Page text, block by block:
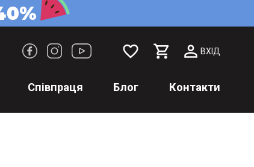
favorite_border ВХІД
Співпраця Блог Контакти